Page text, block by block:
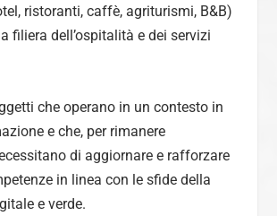
ristoranti, caffè, agriturismi, B&B)
filiera dell’ospitalità e dei servizi
che operano in un contesto in
e che, per rimanere
di aggiornare e rafforzare
in linea con le sfide della
e verde.